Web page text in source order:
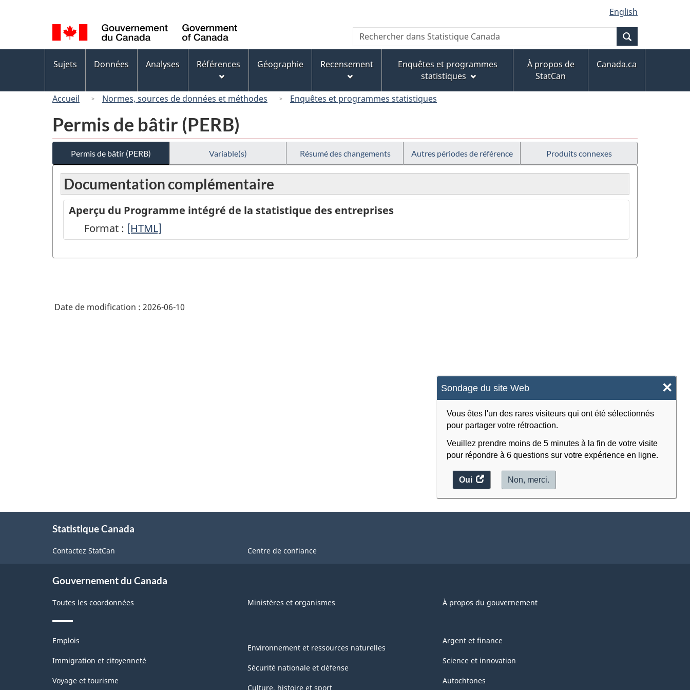
au
Gestionnaire
des
Invitations
au
contenu
principal
« À
propos
de
ce
version
HTML
simplifiée
de
la
langue
English
Canada
Recherche
Rechercher
dans
Canada
des
Sujets Données Analyses Références Géographie Recensement
Enquêtes et programmes
statistiques
À propos de
StatCan
Canada.ca
Accueil Normes, sources de données et méthodes Enquêtes et programmes statistiques
Sondage du site Web ×
Vous êtes l'un des rares visiteurs qui ont été sélectionnés
pour partager votre rétroaction.
Veuillez prendre moins de 5 minutes à la fin de votre visite
pour répondre à 6 questions sur votre expérience en ligne.
Oui
accéder
au
Non, merci.
Permis de bâtir (PERB)
Permis de bâtir (PERB) Variable(s) Résumé des changements Autres périodes de référence Produits connexes
Documentation complémentaire
Aperçu du Programme intégré de la statistique des entreprises
Format : Aperçu
Programme
la
[HTML]
Date de modification : 2026-06-10
Statistique Canada
Contactez StatCan Centre de confiance
Gouvernement du Canada
Toutes les coordonnées Ministères et organismes À propos du gouvernement
Thèmes
sujets
Emplois
Immigration et citoyenneté
Voyage et tourisme
Environnement et ressources naturelles
Sécurité nationale et défense
Culture, histoire et sport
Argent et finance
Science et innovation
Autochtones